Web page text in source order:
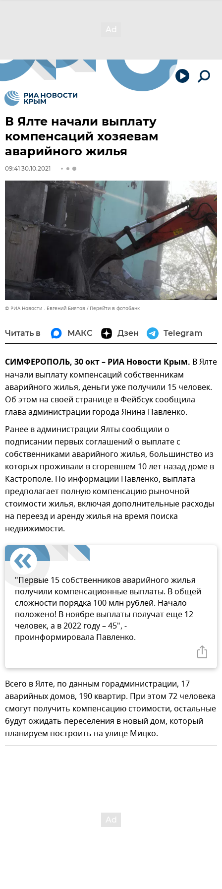
В Ялте начали выплату
компенсаций хозяевам
аварийного жилья
09:41 30.10.2021
© РИА Новости . Евгений Биятов Перейти в фотобанк
Читать в МАКС Дзен Telegram
СИМФЕРОПОЛЬ, 30 окт – РИА Новости Крым. В Ялте
начали выплату компенсаций собственникам
аварийного жилья, деньги уже получили 15 человек.
Об этом на своей странице в Фейбсук сообщила
глава администрации города Янина Павленко.
Ранее в администрации Ялты сообщили о
подписании первых соглашений о выплате с
собственниками аварийного жилья, большинство из
которых проживали в сгоревшем 10 лет назад доме в
Кастрополе. По информации Павленко, выплата
предполагает полную компенсацию рыночной
стоимости жилья, включая дополнительные расходы
на переезд и аренду жилья на время поиска
недвижимости.
"Первые 15 собственников аварийного жилья
получили компенсационные выплаты. В общей
сложности порядка 100 млн рублей. Начало
положено! В ноябре выплаты получат еще 12
человек, а в 2022 году – 45", -
проинформировала Павленко.
Всего в Ялте, по данным горадминистрации, 17
аварийных домов, 190 квартир. При этом 72 человека
смогут получить компенсацию стоимости, остальные
будут ожидать переселения в новый дом, который
планируем построить на улице Мицко.